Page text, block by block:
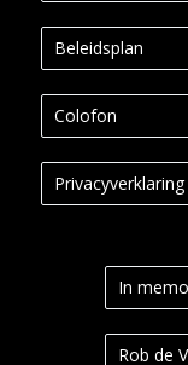
Beleidsplan
Colofon
In
Rob de